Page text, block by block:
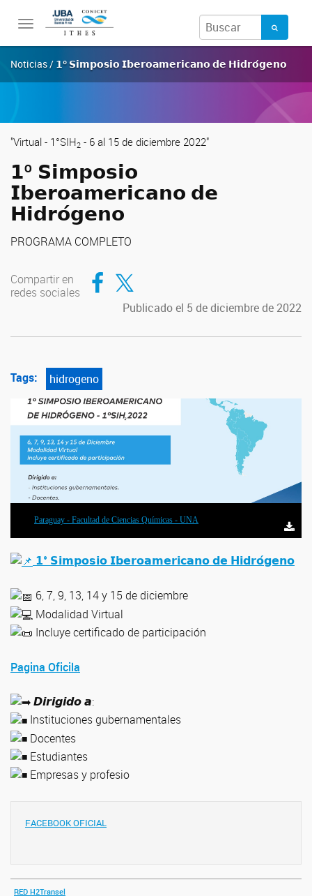
Toggle
Noticias / 𝟭º 𝗦𝗶𝗺𝗽𝗼𝘀𝗶𝗼 𝗜𝗯𝗲𝗿𝗼𝗮𝗺𝗲𝗿𝗶𝗰𝗮𝗻𝗼 𝗱𝗲 𝗛𝗶𝗱𝗿𝗼́𝗴𝗲𝗻𝗼
"Virtual - 1°SIH2 - 6 al 15 de diciembre 2022"
𝟭º 𝗦𝗶𝗺𝗽𝗼𝘀𝗶𝗼
𝗜𝗯𝗲𝗿𝗼𝗮𝗺𝗲𝗿𝗶𝗰𝗮𝗻𝗼 𝗱𝗲
𝗛𝗶𝗱𝗿𝗼́𝗴𝗲𝗻𝗼
PROGRAMA COMPLETO
Compartir en
redes sociales
Compartir en Facebook
Compartir en Twitter
Publicado el 5 de diciembre de 2022
Tags: hidrogeno
Paraguay - Facultad de Ciencias Químicas - UNA
𝟭° 𝗦𝗶𝗺𝗽𝗼𝘀𝗶𝗼 𝗜𝗯𝗲𝗿𝗼𝗮𝗺𝗲𝗿𝗶𝗰𝗮𝗻𝗼 𝗱𝗲 𝗛𝗶𝗱𝗿𝗼́𝗴𝗲𝗻𝗼
6, 7, 9, 13, 14 y 15 de diciembre
Modalidad Virtual
Incluye certificado de participación
Pagina Oficila
𝘿𝙞𝙧𝙞𝙜𝙞𝙙𝙤 𝙖:
Instituciones gubernamentales
Docentes
Estudiantes
Empresas y profesio
FACEBOOK OFICIAL
RED H2Transel